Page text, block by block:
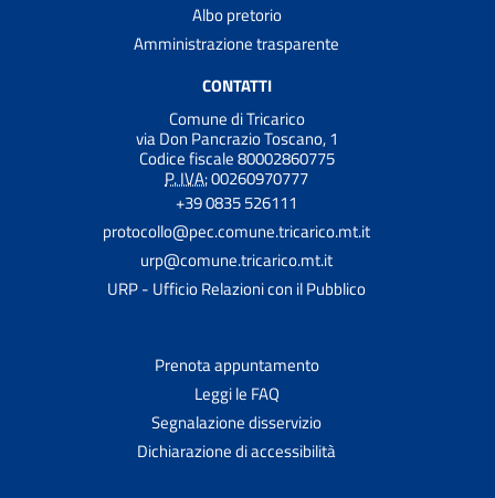
Albo pretorio
Amministrazione trasparente
CONTATTI
Comune di Tricarico
via Don Pancrazio Toscano, 1
Codice fiscale 80002860775
P. IVA:00260970777
+39 0835 526111
protocollo@pec.comune.tricarico.mt.it
urp@comune.tricarico.mt.it
URP - Ufficio Relazioni con il Pubblico
Prenota appuntamento
Leggi le FAQ
Segnalazione disservizio
Dichiarazione di accessibilità